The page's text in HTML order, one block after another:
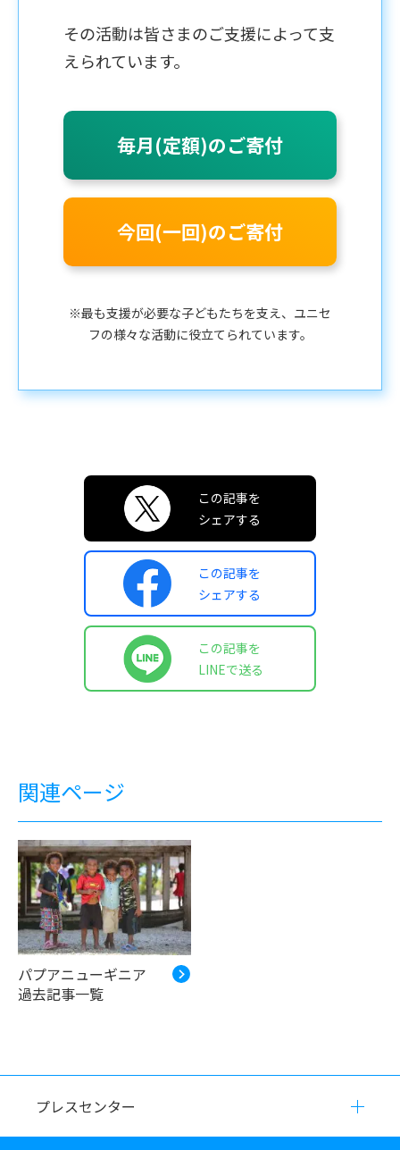
その活動は皆さまのご支援によって支
えられています。
毎月(定額)のご寄付
今回(一回)のご寄付
※最も支援が必要な子どもたちを支え、ユニセ
フの様々な活動に役立てられています。
この記事を
シェアする
この記事を
シェアする
この記事を
LINEで送る
関連ページ
パプアニューギニア
過去記事一覧
プレスセンター